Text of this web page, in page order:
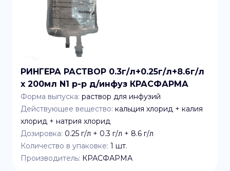
РИНГЕРА РАСТВОР 0.3г/л+0.25г/л+8.6г/л
x 200мл N1 р-р д/инфуз КРАСФАРМА
Форма выпуска: раствор для инфузий
Действующее вещество: кальция хлорид + калия
хлорид + натрия хлорид
Дозировка: 0.25 г/л + 0.3 г/л + 8.6 г/л
Количество в упаковке: 1 шт.
Производитель: КРАСФАРМА